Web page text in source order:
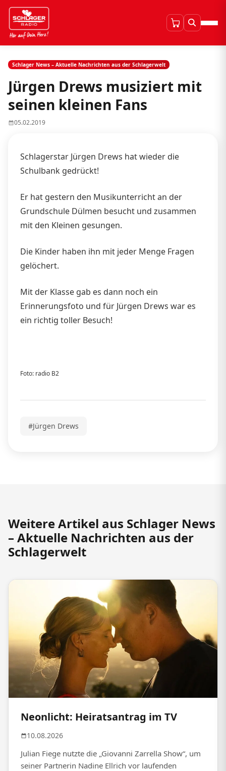
Schlager News – Aktuelle Nachrichten aus der Schlagerwelt
Jürgen Drews musiziert mit
seinen kleinen Fans
05.02.2019
Schlagerstar Jürgen Drews hat wieder die
Schulbank gedrückt!
Er hat gestern den Musikunterricht an der
Grundschule Dülmen besucht und zusammen
mit den Kleinen gesungen.
Die Kinder haben ihn mit jeder Menge Fragen
gelöchert.
Mit der Klasse gab es dann noch ein
Erinnerungsfoto und für Jürgen Drews war es
ein richtig toller Besuch!
Foto: radio B2
#Jürgen Drews
Weitere Artikel aus Schlager News
– Aktuelle Nachrichten aus der
Schlagerwelt
Neonlicht: Heiratsantrag im TV
10.08.2026
Julian Fiege nutzte die „Giovanni Zarrella Show“, um
seiner Partnerin Nadine Ellrich vor laufenden